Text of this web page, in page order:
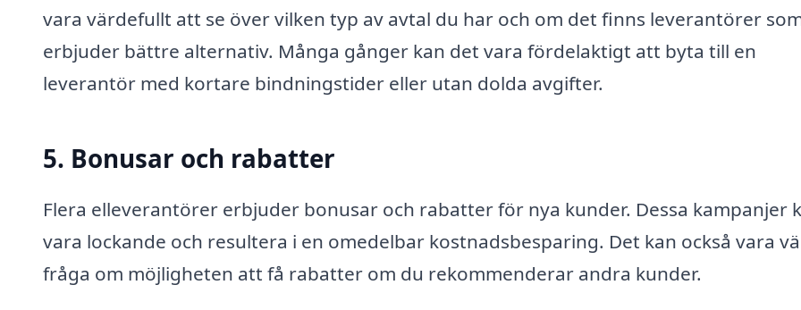
vara värdefullt att se över vilken typ av avtal du har och om det finns leverantörer
erbjuder bättre alternativ. Många gånger kan det vara fördelaktigt att byta till en
leverantör med kortare bindningstider eller utan dolda avgifter.
5. Bonusar och rabatter
Flera elleverantörer erbjuder bonusar och rabatter för nya kunder. Dessa kampanjer
vara lockande och resultera i en omedelbar kostnadsbesparing. Det kan också vara
fråga om möjligheten att få rabatter om du rekommenderar andra kunder.